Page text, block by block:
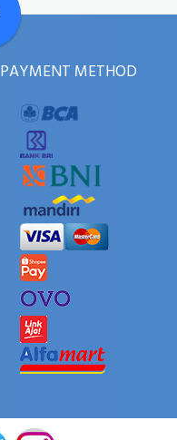
PAYMENT METHOD